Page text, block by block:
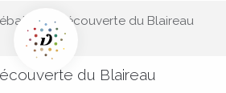
A la Découverte du Blaireau
du Blaireau